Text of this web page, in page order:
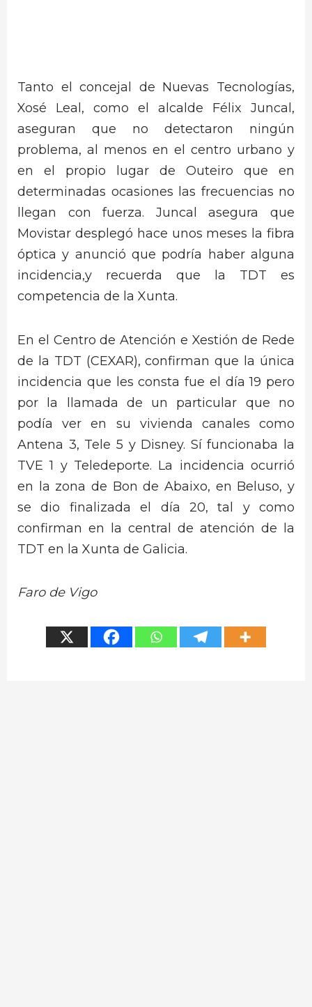
Tanto el concejal de Nuevas Tecnologías,
Xosé Leal, como el alcalde Félix Juncal,
aseguran que no detectaron ningún
problema, al menos en el centro urbano y
en el propio lugar de Outeiro que en
determinadas ocasiones las frecuencias no
llegan con fuerza. Juncal asegura que
Movistar desplegó hace unos meses la fibra
óptica y anunció que podría haber alguna
incidencia,y recuerda que la TDT es
competencia de la Xunta.
En el Centro de Atención e Xestión de Rede
de la TDT (CEXAR), confirman que la única
incidencia que les consta fue el día 19 pero
por la llamada de un particular que no
podía ver en su vivienda canales como
Antena 3, Tele 5 y Disney. Sí funcionaba la
TVE 1 y Teledeporte. La incidencia ocurrió
en la zona de Bon de Abaixo, en Beluso, y
se dio finalizada el día 20, tal y como
confirman en la central de atención de la
TDT en la Xunta de Galicia.
Faro de Vigo